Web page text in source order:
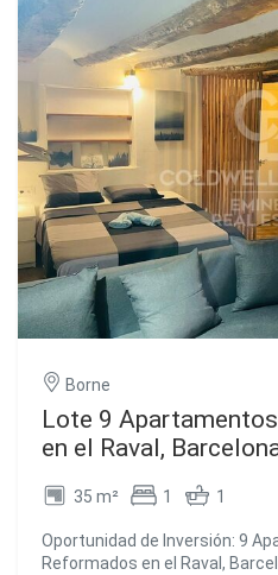
Borne
Lote 9
en el Raval,
35 m² 1 1
Oportunidad de Inversión: 9
Reformados en el Raval, Barcelona.